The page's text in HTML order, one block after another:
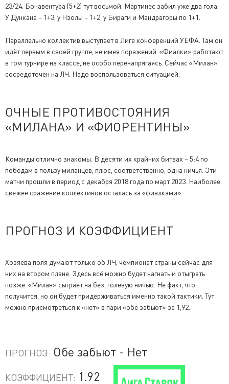
23/24. Бонавентура (5+2) тут восьмой. Мартинес забил уже два гола.
У Дункана – 1+3, у Нзолы – 1+2, у Бираги и Мандрагоры по 1+1.
Параллельно коллектив выступает в Лиге конференций УЕФА. Там он
идёт первым в своей группе, не имея поражений. «Фиалки» работают
в том турнире на классе, не особо перенапрягаясь. Сейчас «Милан»
сосредоточен на ЛЧ. Надо воспользоваться ситуацией.
ОЧНЫЕ ПРОТИВОСТОЯНИЯ
«МИЛАНА» И «ФИОРЕНТИНЫ»
Команды отлично знакомы. В десяти их крайних битвах – 5:4 по
победам в пользу миланцев, плюс, соответственно, одна ничья. Эти
матчи прошли в период с декабря 2018 года по март 2023. Наиболее
свежее сражение коллективов осталась за «фиалками».
ПРОГНОЗ И КОЭФФИЦИЕНТ
Хозяева поля думают только об ЛЧ, чемпионат страны сейчас для
них на втором плане. Здесь всё можно будет нагнать и отыграть
позже. «Милан» сыграет на без, голевую ничью. Не факт, что
получится, но он будет придерживаться именно такой тактики. Тут
можно присмотреться к «нет» в пари «обе забьют» за 1,92.
ПРОГНОЗ: Обе забьют - Нет
КОЭФФИЦИЕНТ: 1.92